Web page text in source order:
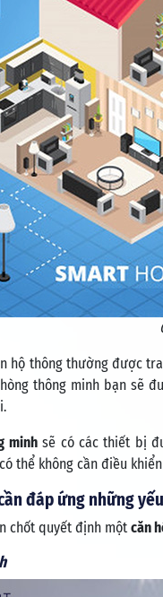
hộ thông thường được
thông minh bạn sẽ
minhsẽ có các thiết bị
thể không cần điều
đáp ứng những
chốt quyết định một căn